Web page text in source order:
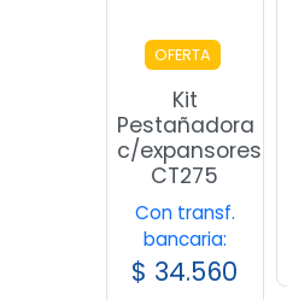
OFERTA
Kit
Pestañadora
c/expansores
CT275
Con transf.
bancaria:
$ 34.560